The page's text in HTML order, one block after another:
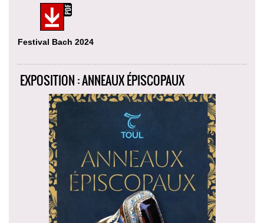
Festival Bach 2024
EXPOSITION : ANNEAUX ÉPISCOPAUX